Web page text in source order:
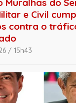
e Civil
contra o
/ 15h43